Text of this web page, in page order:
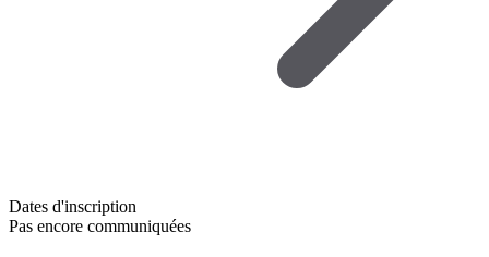
Dates d'inscription
Pas encore communiquées